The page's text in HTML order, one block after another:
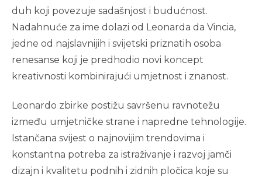
duh koji povezuje sadašnjost i budućnost.
Nadahnuće za ime dolazi od Leonarda da Vincia,
jedne od najslavnijih i svijetski priznatih osoba
renesanse koji je predhodio novi koncept
kreativnosti kombinirajući umjetnost i znanost.
Leonardo zbirke postižu savršenu ravnotežu
između umjetničke strane i napredne tehnologije.
Istančana svijest o najnovijim trendovima i
konstantna potreba za istraživanje i razvoj jamči
dizajn i kvalitetu podnih i zidnih pločica koje su